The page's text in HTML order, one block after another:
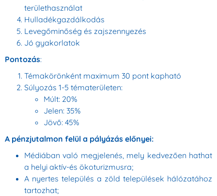
területhasználat
Hulladékgazdálkodás
Levegőminőség és zajszennyezés
Jó gyakorlatok
Pontozás:
Témakörönként maximum 30 pont kapható
Súlyozás 1-5 tématerületen:
Múlt: 20%
Jelen: 35%
Jövő: 45%
A pénzjutalmon felül a pályázás előnyei:
Médiában való megjelenés, mely kedvezően hathat
a helyi aktív-és ökoturizmusra;
A nyertes település a zöld települések hálózatához
tartozhat;